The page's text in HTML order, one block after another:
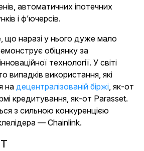
автоматичних іпотечних
і ф’ючерсів.
що наразі у нього дуже мало
обіцянку за
технології. У світі
випадків використання, які
на децентралізованій біржі, як-от
кредитування, як-от Parasset.
з сильною конкуренцією
— Chainlink.